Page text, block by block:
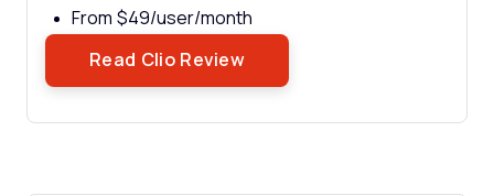
From $49/user/month
Read Clio ReviewOpens New Window